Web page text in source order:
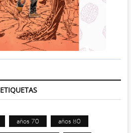
ETIQUETAS
años 70 años 80